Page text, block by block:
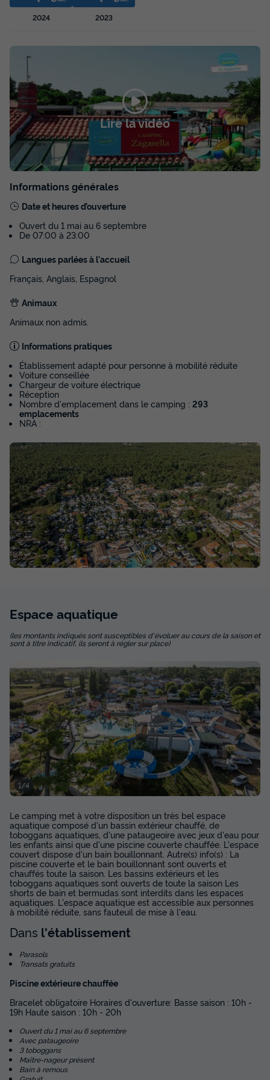
Confort- Terrasse semi-couverte
Terrasse semi-couverte
Salon de jardin
MOBILHOME 6 personnes - Cottage Confort- Terrasse
semi-couverte
du05/09/2026au12/09/2026
Meilleur prix pour 7 nuits
Modifier les dates
MOBILHOME 4 personnes - Mobil-home |
Classic | 2 Ch. | 4 Pers. | Terrasse surélevée
Surface
29m²
Adultes
4 2
Terrasse semi-couverte
Congélateur
Réfrigérateur
+ 2
MOBILHOME 4 personnes - Mobil-home | Classic | 2 Ch. | 4
Pers. | Terrasse surélevée
du30/08/2026au06/09/2026
Meilleur prix pour 7 nuits
Modifier les dates
344 €
261 € -24%
MOBILHOME 6 personnes - Mobil-home |
Classic | 2 Ch. | 4/6 Pers. | Terrasse
surélevée
Surface Adultes Enfants Chambres Salle de bain
Terrasse semi-couverte Animaux autorisés *
Cafetière
Congélateur
Réfrigérateur
+ 2
MOBILHOME 6 personnes - Mobil-home | Classic | 2 Ch. |
4/6 Pers. | Terrasse surélevée
du30/08/2026au 06/09/2026
Meilleur prix pour 7 nuits
Voir les disponibilités
2024 2023
Lire la vidéo
Informations générales
Date et heures d’ouverture
Ouvert du 1 mai au 6 septembre
De 07:00 à 23:00
Langues parlées à l'accueil
Français, Anglais, Espagnol
Animaux
Animaux non admis.
Informations pratiques
Établissement adapté pour personne à mobilité réduite
Voiture conseillée
Chargeur de voiture électrique
Réception
Nombre d'emplacement dans le camping : 293
emplacements
NRA :
Voir la carte
Espace aquatique
(les montants indiqués sont susceptibles d'évoluer au cours de la saison et
sont à titre indicatif, ils seront à régler sur place)
1/4
Le camping met à votre disposition un très bel espace
aquatique composé d'un bassin extérieur chauffé, de
toboggans aquatiques, d'une pataugeoire avec jeux d'eau pour
les enfants ainsi que d'une piscine couverte chauffée. L'espace
couvert dispose d'un bain bouillonnant. Autre(s) info(s) : La
piscine couverte et le bain bouillonnant sont ouverts et
chauffés toute la saison. Les bassins extérieurs et les
toboggans aquatiques sont ouverts de toute la saison Les
shorts de bain et bermudas sont interdits dans les espaces
aquatiques. L'espace aquatique est accessible aux personnes
à mobilité réduite, sans fauteuil de mise à l'eau.
Dans l'établissement
Parasols
Transats gratuits
Piscine extérieure chauffée
Bracelet obligatoire Horaires d'ouverture: Basse saison : 10h -
19h Haute saison : 10h - 20h
Ouvert du 1 mai au 6 septembre
Avec pataugeoire
3 toboggans
Maître-nageur présent
Bain à remous